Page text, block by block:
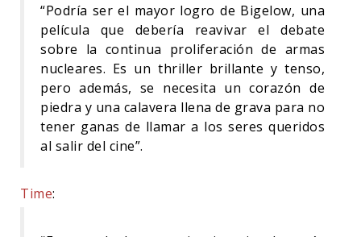
“Podría ser el mayor logro de Bigelow, una
película que debería reavivar el debate
sobre la continua proliferación de armas
nucleares. Es un thriller brillante y tenso,
pero además, se necesita un corazón de
piedra y una calavera llena de grava para no
tener ganas de llamar a los seres queridos
al salir del cine”.
Time: